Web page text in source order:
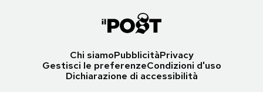
Chi siamoPubblicitàPrivacy
Gestisci le preferenzeCondizioni d'uso
Dichiarazione di accessibilità